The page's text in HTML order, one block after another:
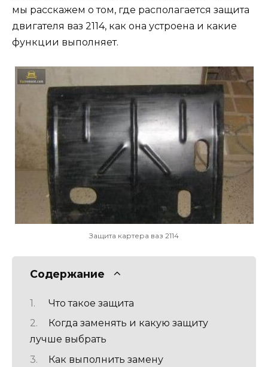
мы расскажем о том, где располагается защита
двигателя ваз 2114, как она устроена и какие
функции выполняет.
Защита картера ваз 2114
Содержание
Что такое защита
Когда заменять и какую защиту
лучше выбрать
Как выполнить замену